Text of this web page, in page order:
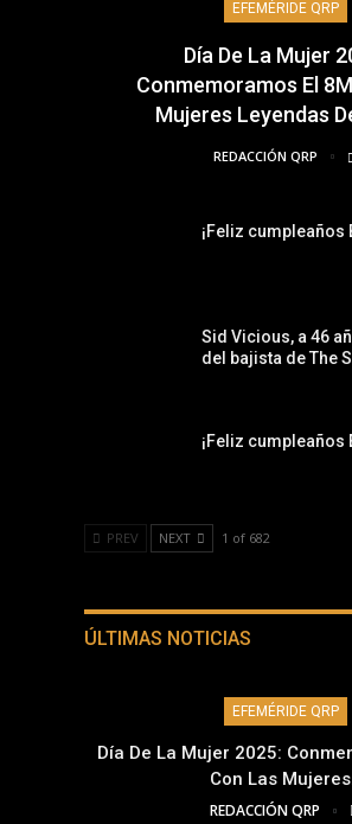
EFEMÉRIDE QRP
Día De La Mujer
Conmemoramos El
Mujeres Leyendas
REDACCIÓN QRP
¡Feliz cumpleaños
Sid Vicious, a 46
del bajista de The
¡Feliz cumpleaños
PREV NEXT 1 of 682
ÚLTIMAS NOTICIAS
EFEMÉRIDE QRP
Día De La Mujer 2025:
Con Las
REDACCIÓN QRP